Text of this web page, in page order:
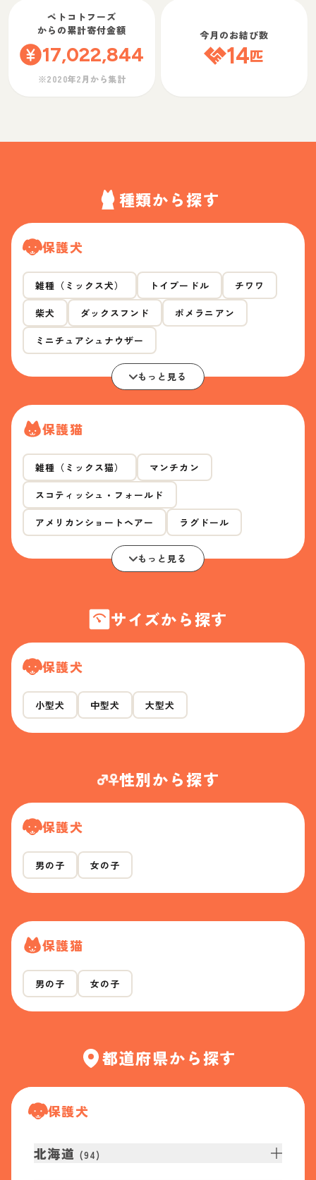
ペトコトフーズ
からの累計寄付金額
17,022,844
※2020年2月から集計
今月のお結び数
14匹
種類から探す
保護犬
雑種（ミックス犬） トイプードル チワワ
柴犬 ダックスフンド ポメラニアン
ミニチュアシュナウザー
もっと見る
保護猫
雑種（ミックス猫） マンチカン
スコティッシュ・フォールド
アメリカンショートヘアー ラグドール
もっと見る
サイズから探す
保護犬
小型犬 中型犬 大型犬
性別から探す
保護犬
男の子 女の子
保護猫
男の子 女の子
都道府県から探す
保護犬
北海道 (94)